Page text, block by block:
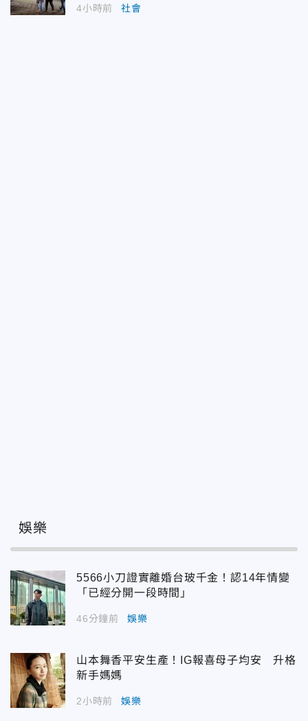
4小時前 社會
娛樂
5566小刀證實離婚台玻千金！認14年情變
「已經分開一段時間」
46分鐘前 娛樂
山本舞香平安生產！IG報喜母子均安 升格
新手媽媽
2小時前 娛樂